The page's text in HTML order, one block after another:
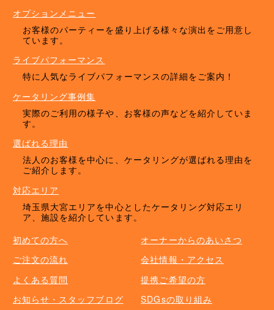
オプションメニュー
お客様のパーティーを盛り上げる様々な演出をご用意し
ています。
ライブパフォーマンス
特に人気なライブパフォーマンスの詳細をご案内！
ケータリング事例集
実際のご利用の様子や、お客様の声などを紹介していま
す。
選ばれる理由
法人のお客様を中心に、ケータリングが選ばれる理由を
ご紹介します。
対応エリア
埼玉県大宮エリアを中心としたケータリング対応エリ
ア、施設を紹介しています。
初めての方へ
ご注文の流れ
よくある質問
お知らせ・スタッフブログ
オーナーからのあいさつ
会社情報・アクセス
提携ご希望の方
SDGsの取り組み